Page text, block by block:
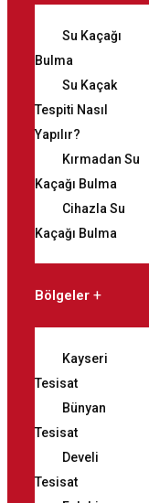
Su Kaçağı
Bulma
Su Kaçak
Tespiti Nasıl
Yapılır?
Kırmadan Su
Kaçağı Bulma
Cihazla Su
Kaçağı Bulma
Bölgeler
Kayseri
Tesisat
Bünyan
Tesisat
Develi
Tesisat